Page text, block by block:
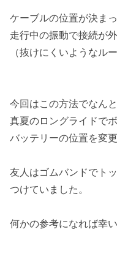
ケーブルの位置が決ま
走行中の振動で接続が
（抜けにくいようなル
今回はこの方法でなん
真夏のロングライドで
バッテリーの位置を変
友人はゴムバンドでト
つけていました。
何かの参考になれば幸い